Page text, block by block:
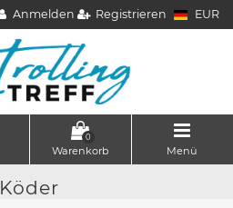
Anmelden Registrieren EUR
0
Warenkorb Menü
Köder